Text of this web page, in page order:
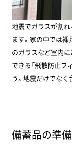
地震でガラスが割れ
ます。家の中では
のガラスなど室内
できる「飛散防止フ
う。地震だけでなく
備蓄品の準備